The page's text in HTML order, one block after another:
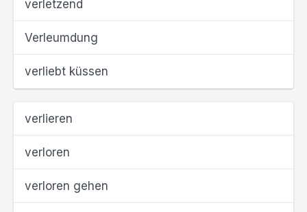
verletzend
Verleumdung
verliebt küssen
verlieren
verloren
verloren gehen